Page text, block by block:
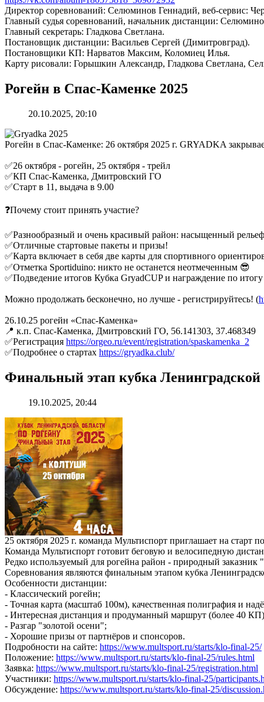
Директор соревнований: Селюминов Геннадий, веб-сервис:
Главный судья соревнований, начальник дистанции:
Главный секретарь: Гладкова Светлана.
Постановщик дистанции: Васильев Сергей (Димитровград).
Постановщики КП: Нарватов Максим, Коломиец Илья.
Карту рисовали: Горышкин Александр, Гладкова Светлана,
Рогейн в Спас-Каменке 2025
20.10.2025, 20:10
Рогейн в Спас-Каменке: 26 октября 2025 г. GRYADKA
✅26 октября - рогейн, 25 октября - трейл
✅КП Спас-Каменка, Дмитровский ГО
✅Старт в 11, выдача в 9.00
❓Почему стоит принять участие?
✅Разнообразный и очень красивый район: насыщенный
✅Отличные стартовые пакеты и призы!
✅Карта включает в себя две карты для спортивного
✅Отметка Sportiduino: никто не останется неотмеченным 😎
✅Подведение итогов Кубка GryadCUP и награждение по итогу
Можно продолжать бесконечно, но лучше - регистрируйтесь! (
26.10.25 рогейн «Спас-Каменка»
📍 к.п. Спас-Каменка, Дмитровский ГО, 56.141303, 37.468349
✅Регистрация https://orgeo.ru/event/registration/spaskamenka_2
✅Подробнее о стартах https://gryadka.club/
Финальный этап кубка Ленинградской
19.10.2025, 20:44
25 октября 2025 г. команда Мультиспорт приглашает на
Команда Мультиспорт готовит беговую и велосипедную
Редко используемый для рогейна район - природный
Соревнования являются финальным этапом кубка
Особенности дистанции:
- Классический рогейн;
- Точная карта (масштаб 100м), качественная полиграфия и
- Интересная дистанция и продуманный маршрут (более 40
- Разгар "золотой осени";
- Хорошие призы от партнёров и спонсоров.
Подробности на сайте: https://www.multsport.ru/starts/klo-final-25/
Положение: https://www.multsport.ru/starts/klo-final-25/rules.html
Заявка: https://www.multsport.ru/starts/klo-final-25/registration.html
Участники: https://www.multsport.ru/starts/klo-final-25/
Обсуждение: https://www.multsport.ru/starts/klo-final-25/